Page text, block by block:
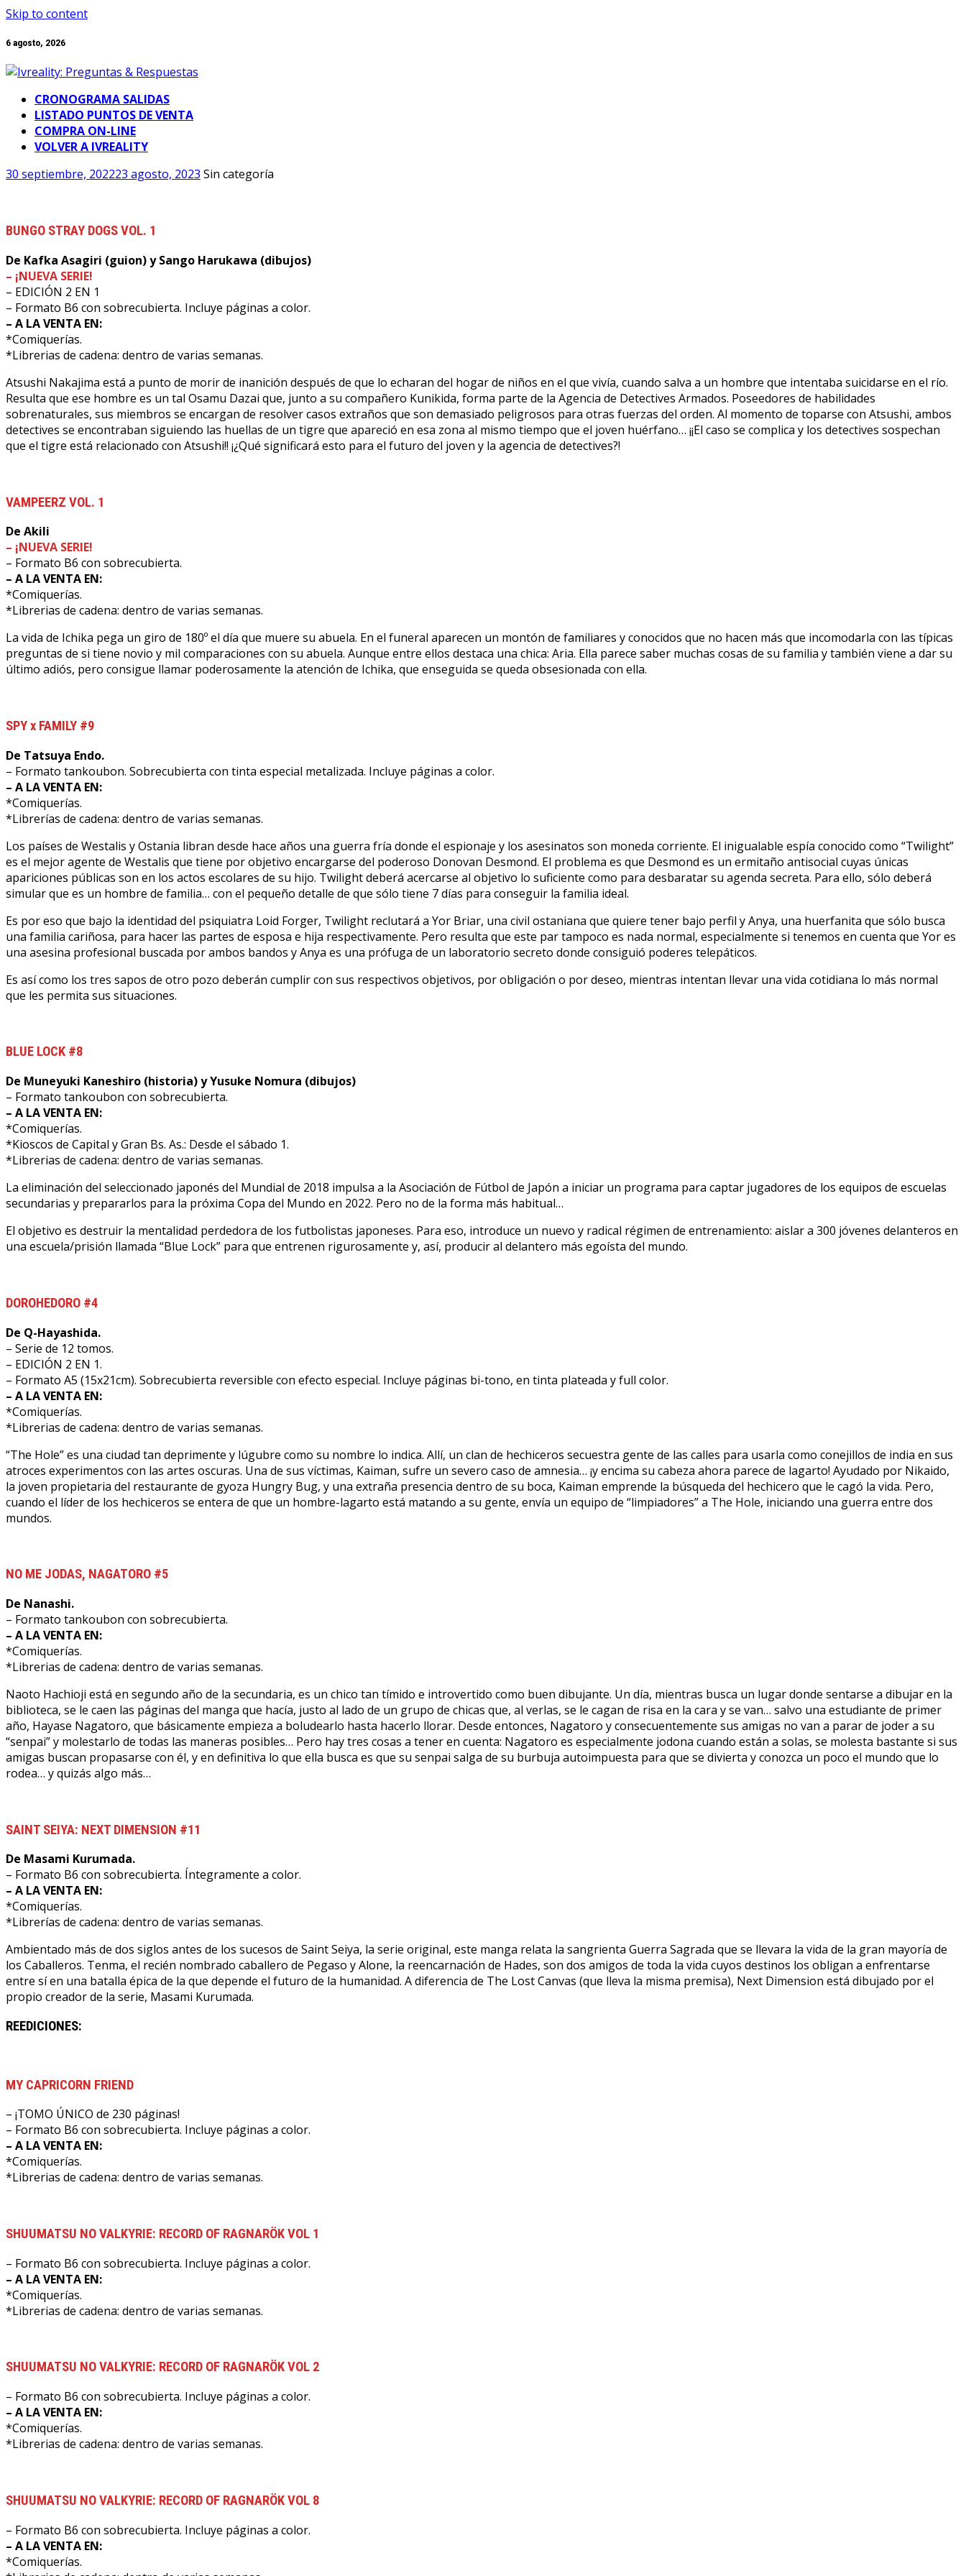
Skip to content
6 agosto, 2026
CRONOGRAMA SALIDAS
LISTADO PUNTOS DE VENTA
COMPRA ON-LINE
VOLVER A IVREALITY
30 septiembre, 202223 agosto, 2023 Sin categoría
BUNGO STRAY DOGS VOL. 1
De Kafka Asagiri (guion) y Sango Harukawa (dibujos)
– ¡NUEVA SERIE!
– EDICIÓN 2 EN 1
– Formato B6 con sobrecubierta. Incluye páginas a color.
– A LA VENTA EN:
*Comiquerías.
*Librerias de cadena: dentro de varias semanas.
Atsushi Nakajima está a punto de morir de inanición después de que lo echaran del hogar de niños en el que vivía, cuando salva a un hombre que intentaba suicidarse en el río.
Resulta que ese hombre es un tal Osamu Dazai que, junto a su compañero Kunikida, forma parte de la Agencia de Detectives Armados. Poseedores de habilidades
sobrenaturales, sus miembros se encargan de resolver casos extraños que son demasiado peligrosos para otras fuerzas del orden. Al momento de toparse con Atsushi, ambos
detectives se encontraban siguiendo las huellas de un tigre que apareció en esa zona al mismo tiempo que el joven huérfano… ¡¡El caso se complica y los detectives sospechan
que el tigre está relacionado con Atsushi!! ¡¿Qué significará esto para el futuro del joven y la agencia de detectives?!
VAMPEERZ VOL. 1
De Akili
– ¡NUEVA SERIE!
– Formato B6 con sobrecubierta.
– A LA VENTA EN:
*Comiquerías.
*Librerias de cadena: dentro de varias semanas.
La vida de Ichika pega un giro de 180º el día que muere su abuela. En el funeral aparecen un montón de familiares y conocidos que no hacen más que incomodarla con las típicas
preguntas de si tiene novio y mil comparaciones con su abuela. Aunque entre ellos destaca una chica: Aria. Ella parece saber muchas cosas de su familia y también viene a dar su
último adiós, pero consigue llamar poderosamente la atención de Ichika, que enseguida se queda obsesionada con ella.
SPY x FAMILY #9
De Tatsuya Endo.
– Formato tankoubon. Sobrecubierta con tinta especial metalizada. Incluye páginas a color.
– A LA VENTA EN:
*Comiquerías.
*Librerías de cadena: dentro de varias semanas.
Los países de Westalis y Ostania libran desde hace años una guerra fría donde el espionaje y los asesinatos son moneda corriente. El inigualable espía conocido como “Twilight”
es el mejor agente de Westalis que tiene por objetivo encargarse del poderoso Donovan Desmond. El problema es que Desmond es un ermitaño antisocial cuyas únicas
apariciones públicas son en los actos escolares de su hijo. Twilight deberá acercarse al objetivo lo suficiente como para desbaratar su agenda secreta. Para ello, sólo deberá
simular que es un hombre de familia… con el pequeño detalle de que sólo tiene 7 días para conseguir la familia ideal.
Es por eso que bajo la identidad del psiquiatra Loid Forger, Twilight reclutará a Yor Briar, una civil ostaniana que quiere tener bajo perfil y Anya, una huerfanita que sólo busca
una familia cariñosa, para hacer las partes de esposa e hija respectivamente. Pero resulta que este par tampoco es nada normal, especialmente si tenemos en cuenta que Yor es
una asesina profesional buscada por ambos bandos y Anya es una prófuga de un laboratorio secreto donde consiguió poderes telepáticos.
Es así como los tres sapos de otro pozo deberán cumplir con sus respectivos objetivos, por obligación o por deseo, mientras intentan llevar una vida cotidiana lo más normal
que les permita sus situaciones.
BLUE LOCK #8
De Muneyuki Kaneshiro (historia) y Yusuke Nomura (dibujos)
– Formato tankoubon con sobrecubierta.
– A LA VENTA EN:
*Comiquerías.
*Kioscos de Capital y Gran Bs. As.: Desde el sábado 1.
*Librerias de cadena: dentro de varias semanas.
La eliminación del seleccionado japonés del Mundial de 2018 impulsa a la Asociación de Fútbol de Japón a iniciar un programa para captar jugadores de los equipos de escuelas
secundarias y prepararlos para la próxima Copa del Mundo en 2022. Pero no de la forma más habitual…
El objetivo es destruir la mentalidad perdedora de los futbolistas japoneses. Para eso, introduce un nuevo y radical régimen de entrenamiento: aislar a 300 jóvenes delanteros en
una escuela/prisión llamada “Blue Lock” para que entrenen rigurosamente y, así, producir al delantero más egoísta del mundo.
DOROHEDORO #4
De Q-Hayashida.
– Serie de 12 tomos.
– EDICIÓN 2 EN 1.
– Formato A5 (15x21cm). Sobrecubierta reversible con efecto especial. Incluye páginas bi-tono, en tinta plateada y full color.
– A LA VENTA EN:
*Comiquerías.
*Librerias de cadena: dentro de varias semanas.
“The Hole” es una ciudad tan deprimente y lúgubre como su nombre lo indica. Allí, un clan de hechiceros secuestra gente de las calles para usarla como conejillos de india en sus
atroces experimentos con las artes oscuras. Una de sus víctimas, Kaiman, sufre un severo caso de amnesia… ¡y encima su cabeza ahora parece de lagarto! Ayudado por Nikaido,
la joven propietaria del restaurante de gyoza Hungry Bug, y una extraña presencia dentro de su boca, Kaiman emprende la búsqueda del hechicero que le cagó la vida. Pero,
cuando el líder de los hechiceros se entera de que un hombre-lagarto está matando a su gente, envía un equipo de “limpiadores” a The Hole, iniciando una guerra entre dos
mundos.
NO ME JODAS, NAGATORO #5
De Nanashi.
– Formato tankoubon con sobrecubierta.
– A LA VENTA EN:
*Comiquerías.
*Librerias de cadena: dentro de varias semanas.
Naoto Hachioji está en segundo año de la secundaria, es un chico tan tímido e introvertido como buen dibujante. Un día, mientras busca un lugar donde sentarse a dibujar en la
biblioteca, se le caen las páginas del manga que hacía, justo al lado de un grupo de chicas que, al verlas, se le cagan de risa en la cara y se van… salvo una estudiante de primer
año, Hayase Nagatoro, que básicamente empieza a boludearlo hasta hacerlo llorar. Desde entonces, Nagatoro y consecuentemente sus amigas no van a parar de joder a su
“senpai” y molestarlo de todas las maneras posibles… Pero hay tres cosas a tener en cuenta: Nagatoro es especialmente jodona cuando están a solas, se molesta bastante si sus
amigas buscan propasarse con él, y en definitiva lo que ella busca es que su senpai salga de su burbuja autoimpuesta para que se divierta y conozca un poco el mundo que lo
rodea… y quizás algo más…
SAINT SEIYA: NEXT DIMENSION #11
De Masami Kurumada.
– Formato B6 con sobrecubierta. Íntegramente a color.
– A LA VENTA EN:
*Comiquerías.
*Librerías de cadena: dentro de varias semanas.
Ambientado más de dos siglos antes de los sucesos de Saint Seiya, la serie original, este manga relata la sangrienta Guerra Sagrada que se llevara la vida de la gran mayoría de
los Caballeros. Tenma, el recién nombrado caballero de Pegaso y Alone, la reencarnación de Hades, son dos amigos de toda la vida cuyos destinos los obligan a enfrentarse
entre sí en una batalla épica de la que depende el futuro de la humanidad. A diferencia de The Lost Canvas (que lleva la misma premisa), Next Dimension está dibujado por el
propio creador de la serie, Masami Kurumada.
REEDICIONES:
MY CAPRICORN FRIEND
– ¡TOMO ÚNICO de 230 páginas!
– Formato B6 con sobrecubierta. Incluye páginas a color.
– A LA VENTA EN:
*Comiquerías.
*Librerias de cadena: dentro de varias semanas.
SHUUMATSU NO VALKYRIE: RECORD OF RAGNARÖK VOL 1
– Formato B6 con sobrecubierta. Incluye páginas a color.
– A LA VENTA EN:
*Comiquerías.
*Librerias de cadena: dentro de varias semanas.
SHUUMATSU NO VALKYRIE: RECORD OF RAGNARÖK VOL 2
– Formato B6 con sobrecubierta. Incluye páginas a color.
– A LA VENTA EN:
*Comiquerías.
*Librerias de cadena: dentro de varias semanas.
SHUUMATSU NO VALKYRIE: RECORD OF RAGNARÖK VOL 8
– Formato B6 con sobrecubierta. Incluye páginas a color.
– A LA VENTA EN:
*Comiquerías.